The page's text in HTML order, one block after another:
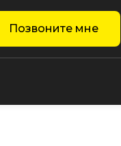
Позвоните мне